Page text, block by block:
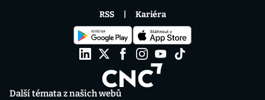
Další témata z našich webů
RSS Kariéra